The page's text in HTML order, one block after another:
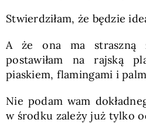
Stwierdziłam, że będzie
A że ona ma straszną
postawiłam na rajską
piaskiem, flamingami i
Nie podam wam
w środku zależy już tylko